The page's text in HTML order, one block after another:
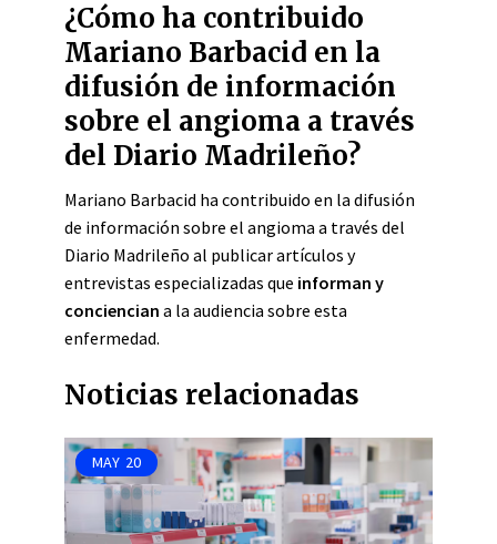
¿Cómo ha contribuido
Mariano Barbacid en la
difusión de información
sobre el angioma a través
del Diario Madrileño?
Mariano Barbacid ha contribuido en la difusión
de información sobre el angioma a través del
Diario Madrileño al publicar artículos y
entrevistas especializadas que informan y
conciencian a la audiencia sobre esta
enfermedad.
Noticias relacionadas
MAY 20